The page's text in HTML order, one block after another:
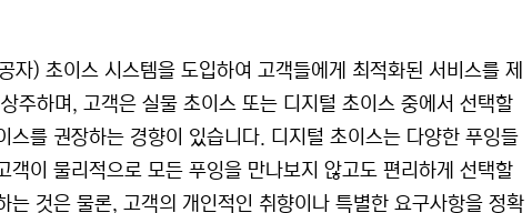
) 초이스 시스템을 도입하여 고객들에게 최적화된 서비스를 제
주하며, 고객은 실물 초이스 또는 디지털 초이스 중에서 선택할
를 권장하는 경향이 있습니다. 디지털 초이스는 다양한 푸잉들
이 물리적으로 모든 푸잉을 만나보지 않고도 편리하게 선택할
것은 물론, 고객의 개인적인 취향이나 특별한 요구사항을 정확